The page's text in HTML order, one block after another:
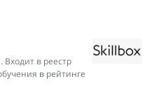
в реестр
в рейтинге